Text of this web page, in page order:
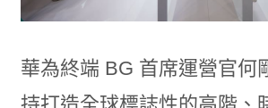
華為終端 BG 首席運營官何